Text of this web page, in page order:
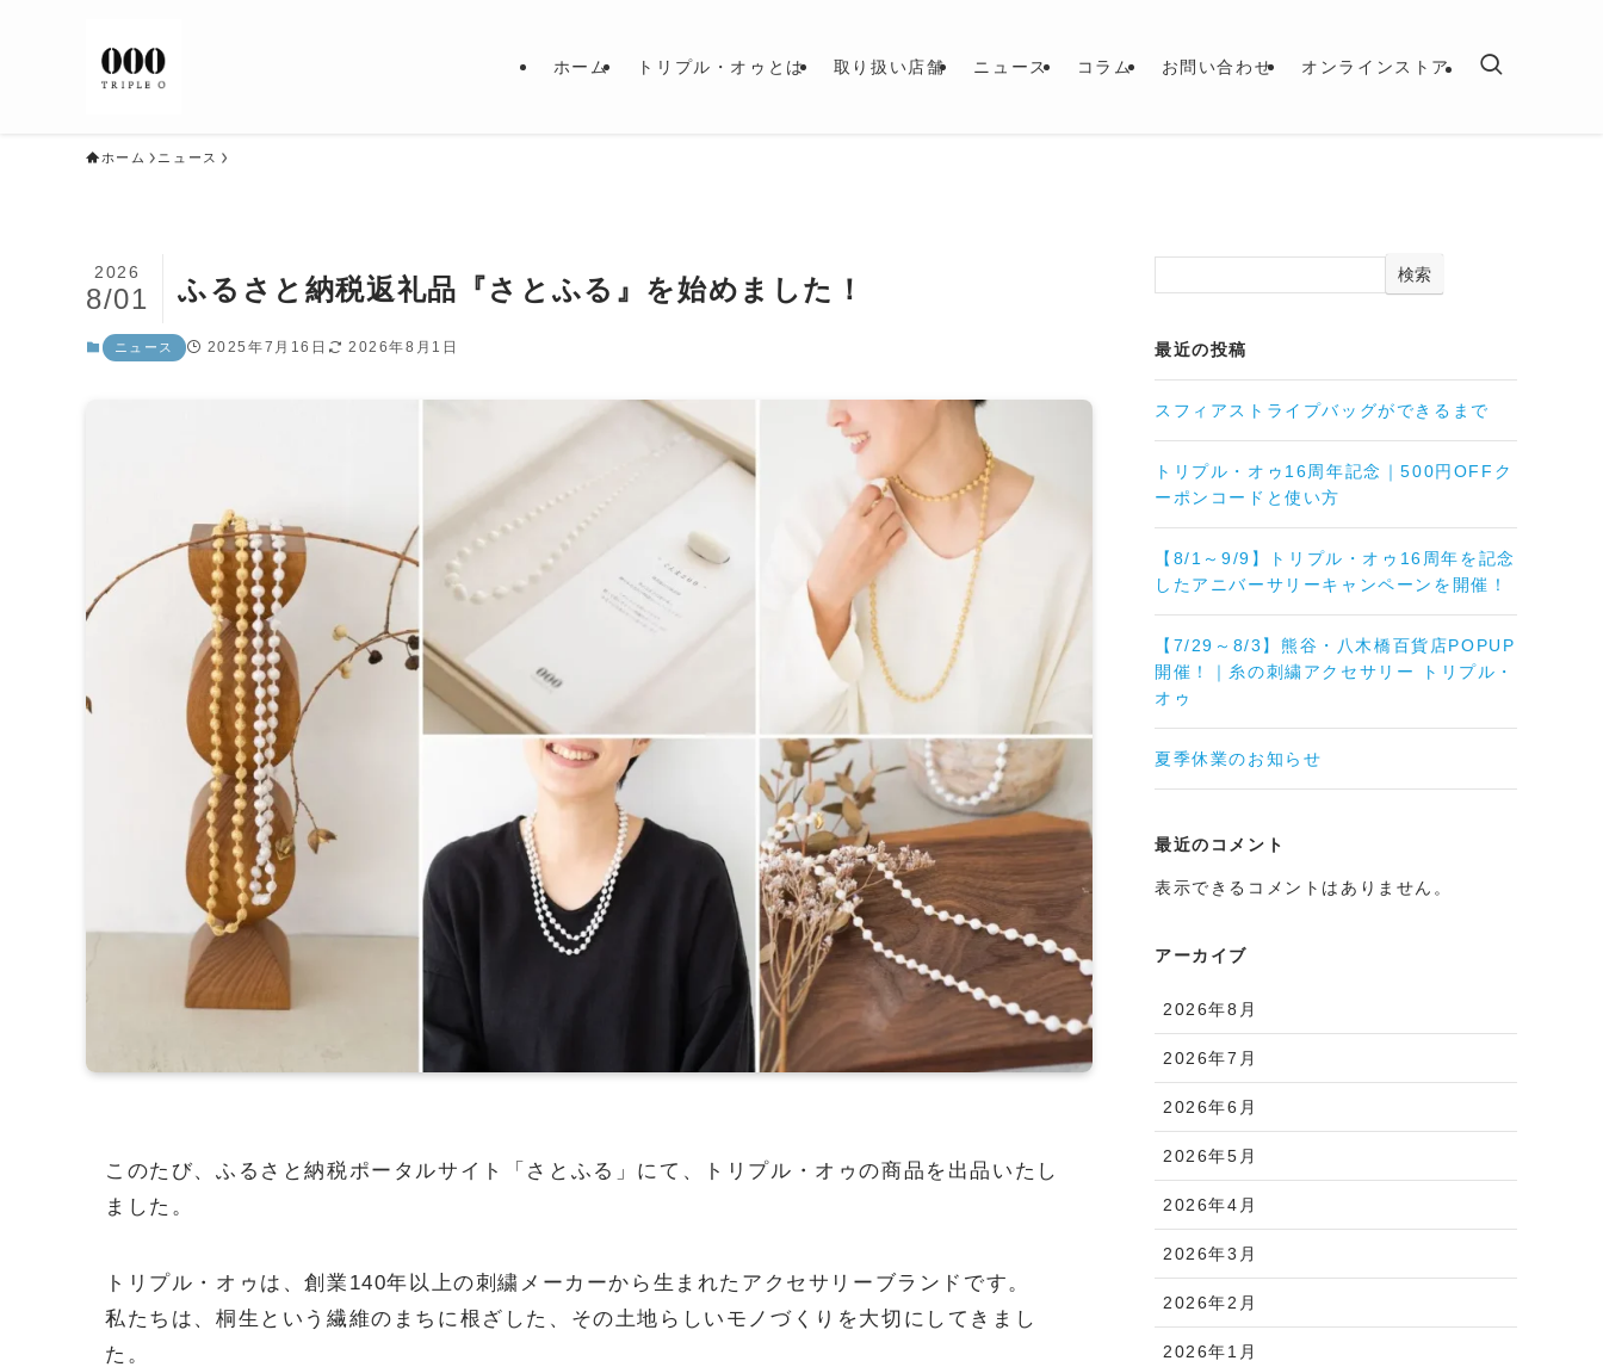
ホーム トリプル・オゥとは 取り扱い店舗 ニュース コラム お問い合わせ オンラインストア
ホーム ニュース
ふるさと納税返礼品『さとふる』を始めました！
2026
8/01
ニュース 2025年7月16日 2026年8月1日
このたび、ふるさと納税ポータルサイト「さとふる」にて、トリプル・オゥの商品を出品いたし
ました。
トリプル・オゥは、創業140年以上の刺繍メーカーから生まれたアクセサリーブランドです。
私たちは、桐生という繊維のまちに根ざした、その土地らしいモノづくりを大切にしてきまし
た。
検索
最近の投稿
スフィアストライプバッグができるまで
トリプル・オゥ16周年記念｜500円OFFク
ーポンコードと使い方
【8/1～9/9】トリプル・オゥ16周年を記念
したアニバーサリーキャンペーンを開催！
【7/29～8/3】熊谷・八木橋百貨店POPUP
開催！｜糸の刺繍アクセサリー トリプル・
オゥ
夏季休業のお知らせ
最近のコメント
表示できるコメントはありません。
アーカイブ
2026年8月
2026年7月
2026年6月
2026年5月
2026年4月
2026年3月
2026年2月
2026年1月